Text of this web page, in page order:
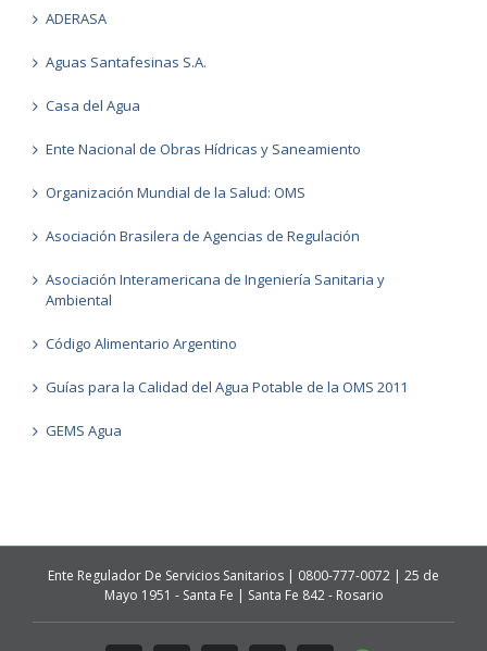
ADERASA
Aguas Santafesinas S.A.
Casa del Agua
Ente Nacional de Obras Hídricas y Saneamiento
Organización Mundial de la Salud: OMS
Asociación Brasilera de Agencias de Regulación
Asociación Interamericana de Ingeniería Sanitaria y
Ambiental
Código Alimentario Argentino
Guías para la Calidad del Agua Potable de la OMS 2011
GEMS Agua
Ente Regulador De Servicios Sanitarios | 0800-777-0072 | 25 de
Mayo 1951 - Santa Fe | Santa Fe 842 - Rosario